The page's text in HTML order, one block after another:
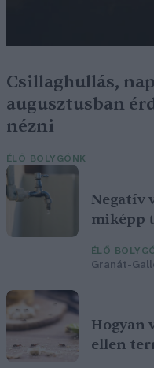
Csillaghullás,
augusztusban
nézni
ÉLŐ BOLYGÓNK
Negatív
miképp
ÉLŐ
Granát-
Hogyan
ellen